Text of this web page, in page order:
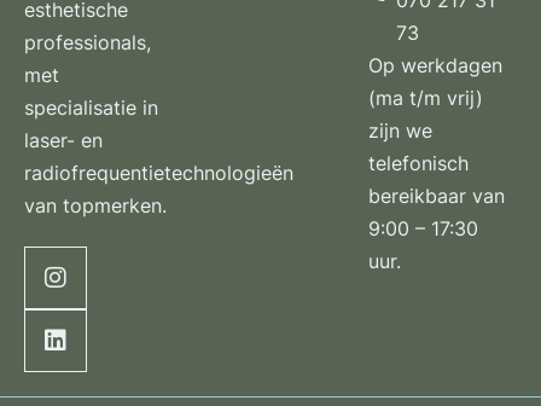
esthetische
professionals,
met
specialisatie in
laser- en
radiofrequentietechnologieën
van topmerken.
73
Op werkdagen
(ma t/m vrij)
zijn we
telefonisch
bereikbaar van
9:00 – 17:30
uur.